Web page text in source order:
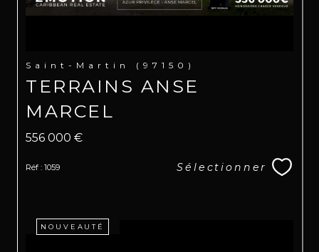
Saint-Martin (97150)
TERRAINS ANSE
MARCEL
556 000 €
Réf : 1059 Sélectionner
NOUVEAUTÉ